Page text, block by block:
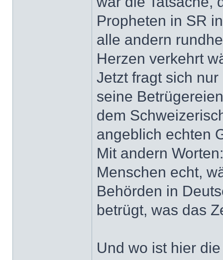
Propheten in SR
alle andern
Herzen verkehrt
Jetzt fragt sich
seine
dem
angeblich echten
Mit andern
Menschen echt,
Behörden in
betrügt, was das
Und wo ist hier